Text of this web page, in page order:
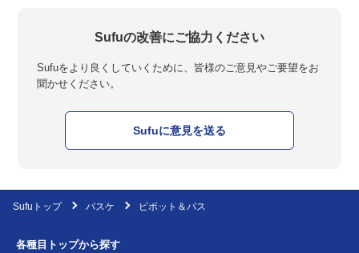
Sufuの改善にご協力ください
Sufuをより良くしていくために、皆様のご意見やご要望をお
聞かせください。
Sufuに意見を送る
Sufuトップ バスケ ピボット＆パス
各種目トップから探す